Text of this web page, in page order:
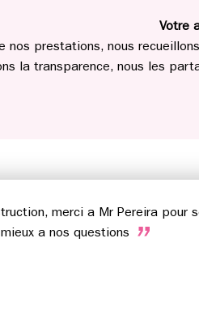
Votre
nos prestations, nous
la transparence, nous les
merci a Mr Pereira
a nos questions